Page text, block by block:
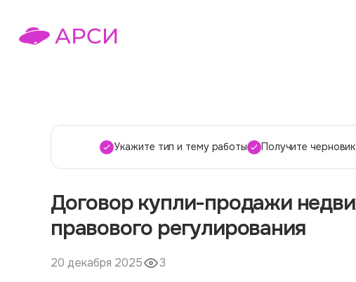
Укажите тип и тему работы Получите черновик
Договор купли-продажи
правового регулирования
20 декабря 2025 3